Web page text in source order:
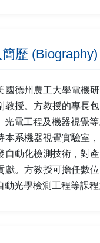
歷 (Biography)
國德州農工大學電機
教授。方教授的專長包
光電工程及機器視覺等
本系機器視覺實驗室
自動化檢測技術，對
獻。方教授可擔任數
動光學檢測工程等課程